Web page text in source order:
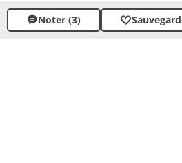
permet d'obtenir jolis biscuits
sensation sur votre table ou
Noter (3)